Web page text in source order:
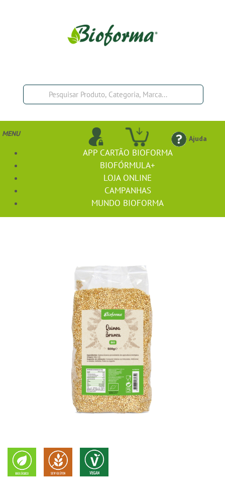
Ajuda
MENU
APP CARTÃO BIOFORMA
BIOFÓRMULA+
LOJA ONLINE
CAMPANHAS
MUNDO BIOFORMA